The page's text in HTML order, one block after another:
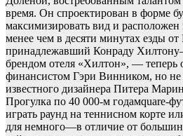
время. Он спроектирован в форме
максимизировать вид и расположен
менее чем в десяти минутах езды
принадлежавший Конраду
брендом отеля «Хилтон», — теперь
финансистом Гэри Винником, но не
известного дизайнера Питера
Прогулка по 40 000-м годамquare-
играть раунд на теннисном корте
для немного—в отличие от